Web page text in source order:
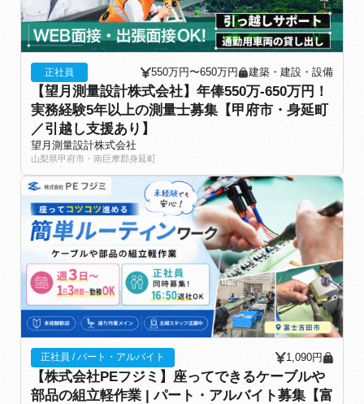
正社員 550万円〜650万円 建築・建設・設備
【望月測量設計株式会社】年俸550万-650万円！
実務経験5年以上の測量士募集【甲府市・身延町
／引越し支援あり】
望月測量設計株式会社
山梨県甲府市・南巨摩郡身延町
正社員 / パート・アルバイト 1,090円
【株式会社PEフジミ】座ってできるケーブルや
部品の組立軽作業 | パート・アルバイト募集【富